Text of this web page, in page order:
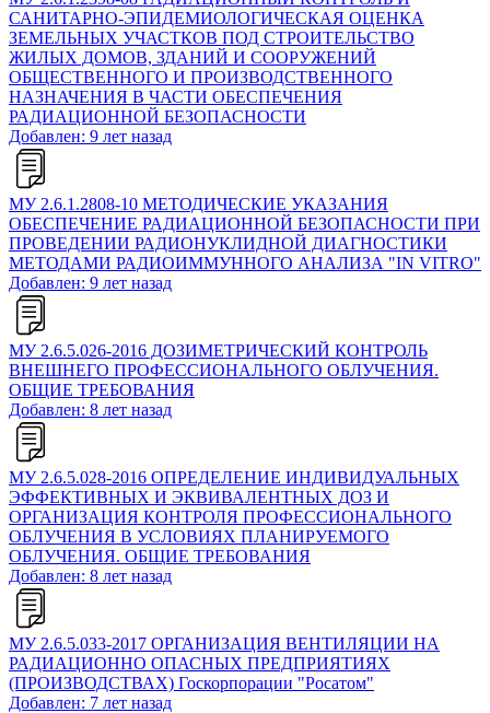
САНИТАРНО-ЭПИДЕМИОЛОГИЧЕСКАЯ ОЦЕНКА
ЗЕМЕЛЬНЫХ УЧАСТКОВ ПОД СТРОИТЕЛЬСТВО
ЖИЛЫХ ДОМОВ, ЗДАНИЙ И СООРУЖЕНИЙ
ОБЩЕСТВЕННОГО И ПРОИЗВОДСТВЕННОГО
НАЗНАЧЕНИЯ В ЧАСТИ ОБЕСПЕЧЕНИЯ
РАДИАЦИОННОЙ БЕЗОПАСНОСТИ
Добавлен: 9 лет назад
МУ 2.6.1.2808-10 МЕТОДИЧЕСКИЕ УКАЗАНИЯ
ОБЕСПЕЧЕНИЕ РАДИАЦИОННОЙ БЕЗОПАСНОСТИ ПРИ
ПРОВЕДЕНИИ РАДИОНУКЛИДНОЙ ДИАГНОСТИКИ
МЕТОДАМИ РАДИОИММУННОГО АНАЛИЗА "IN VITRO"
Добавлен: 9 лет назад
МУ 2.6.5.026-2016 ДОЗИМЕТРИЧЕСКИЙ КОНТРОЛЬ
ВНЕШНЕГО ПРОФЕССИОНАЛЬНОГО ОБЛУЧЕНИЯ.
ОБЩИЕ ТРЕБОВАНИЯ
Добавлен: 8 лет назад
МУ 2.6.5.028-2016 ОПРЕДЕЛЕНИЕ ИНДИВИДУАЛЬНЫХ
ЭФФЕКТИВНЫХ И ЭКВИВАЛЕНТНЫХ ДОЗ И
ОРГАНИЗАЦИЯ КОНТРОЛЯ ПРОФЕССИОНАЛЬНОГО
ОБЛУЧЕНИЯ В УСЛОВИЯХ ПЛАНИРУЕМОГО
ОБЛУЧЕНИЯ. ОБЩИЕ ТРЕБОВАНИЯ
Добавлен: 8 лет назад
МУ 2.6.5.033-2017 ОРГАНИЗАЦИЯ ВЕНТИЛЯЦИИ НА
РАДИАЦИОННО ОПАСНЫХ ПРЕДПРИЯТИЯХ
(ПРОИЗВОДСТВАХ) Госкорпорации "Росатом"
Добавлен: 7 лет назад